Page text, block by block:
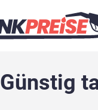
Günstig